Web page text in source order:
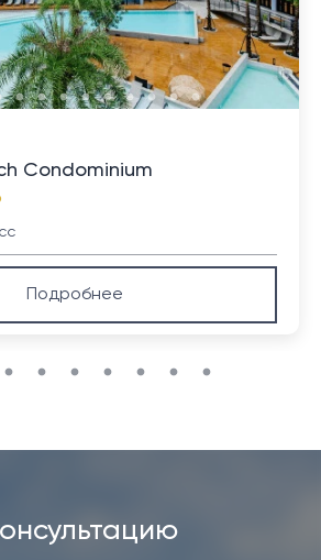
бизнеса.
Condominium
Подробнее